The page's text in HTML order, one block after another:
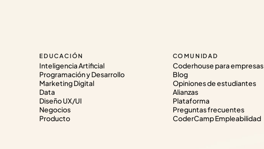
EDUCACIÓN
Inteligencia Artificial
Programación y Desarrollo
Marketing Digital
Data
Diseño UX/UI
Negocios
Producto
COMUNIDAD
Coderhouse para empresas
Blog
Opiniones de estudiantes
Alianzas
Plataforma
Preguntas frecuentes
CoderCamp Empleabilidad